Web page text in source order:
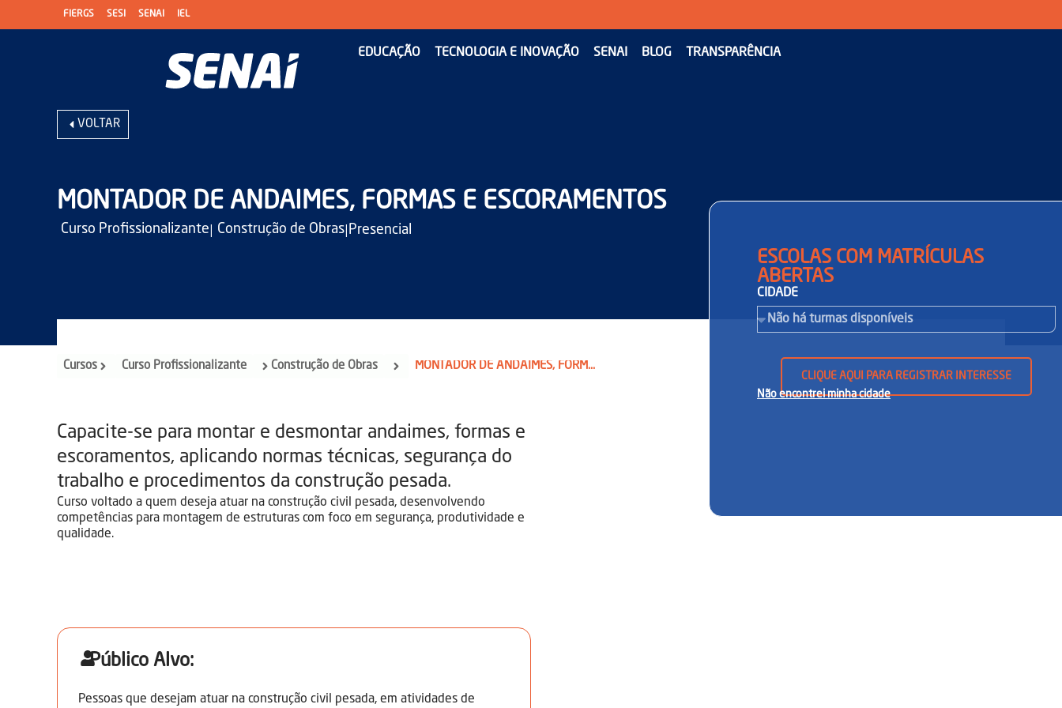
FIERGS SESI SENAI IEL
EDUCAÇÃO TECNOLOGIA E INOVAÇÃO SENAI BLOG TRANSPARÊNCIA
VOLTAR
MONTADOR DE ANDAIMES, FORMAS E ESCORAMENTOS
Curso Profissionalizante| Construção de Obras| Presencial
ESCOLAS COM MATRÍCULAS
ABERTAS
CIDADE
CLIQUE AQUI PARA REGISTRAR INTERESSE
Não encontrei minha cidade
Cursos Curso Profissionalizante Construção de Obras MONTADOR DE ANDAIMES, FORMAS E ESCORAMENTOS
Capacite-se para montar e desmontar andaimes, formas e
escoramentos, aplicando normas técnicas, segurança do
trabalho e procedimentos da construção pesada.
Curso voltado a quem deseja atuar na construção civil pesada, desenvolvendo
competências para montagem de estruturas com foco em segurança, produtividade e
qualidade.
Público Alvo:
Pessoas que desejam atuar na construção civil pesada, em atividades de